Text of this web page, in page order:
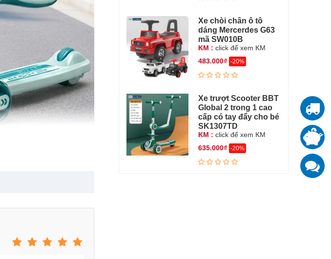
Xe chòi chân ô tô
dáng Mercerdes G63
mã SW010B
KM : click để xem KM
483.000₫ -20%
Xe trượt Scooter BBT
Global 2 trong 1 cao
cấp có tay đẩy cho bé
SK1307TD
KM : click để xem KM
635.000₫ -20%